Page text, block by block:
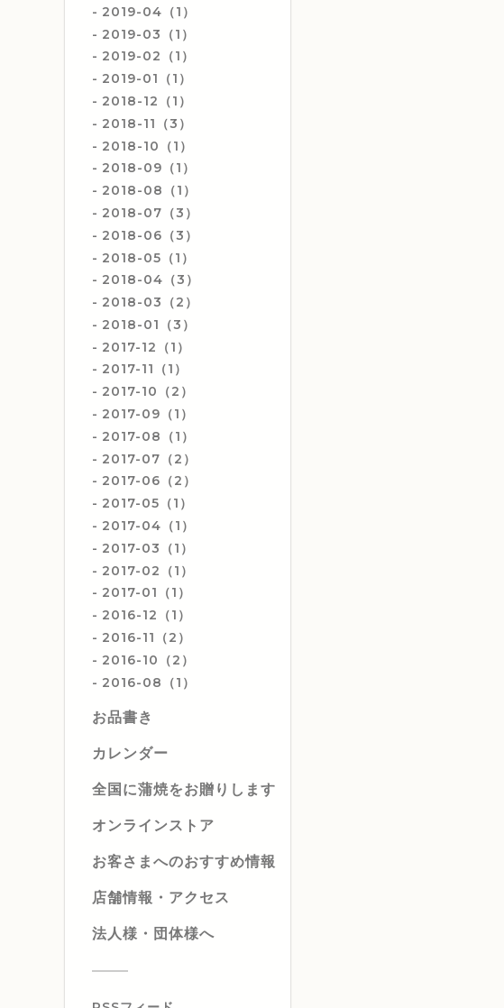
2019-04（1）
2019-03（1）
2019-02（1）
2019-01（1）
2018-12（1）
2018-11（3）
2018-10（1）
2018-09（1）
2018-08（1）
2018-07（3）
2018-06（3）
2018-05（1）
2018-04（3）
2018-03（2）
2018-01（3）
2017-12（1）
2017-11（1）
2017-10（2）
2017-09（1）
2017-08（1）
2017-07（2）
2017-06（2）
2017-05（1）
2017-04（1）
2017-03（1）
2017-02（1）
2017-01（1）
2016-12（1）
2016-11（2）
2016-10（2）
2016-08（1）
お品書き
カレンダー
全国に蒲焼をお贈りします
オンラインストア
お客さまへのおすすめ情報
店舗情報・アクセス
法人様・団体様へ